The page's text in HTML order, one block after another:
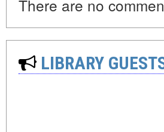
There are no
LIBRARY